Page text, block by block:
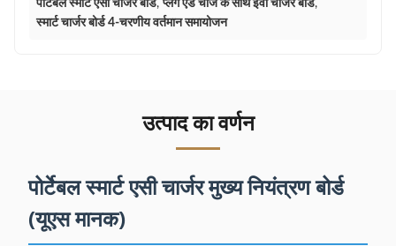
पोर्टेबल स्मार्ट एसी चार्जर बोर्ड, प्लग एंड चार्ज के साथ ईवी चार्जर बोर्ड,
स्मार्ट चार्जर बोर्ड 4-चरणीय वर्तमान समायोजन
उत्पाद का वर्णन
पोर्टेबल स्मार्ट एसी चार्जर मुख्य नियंत्रण बोर्ड
(यूएस मानक)